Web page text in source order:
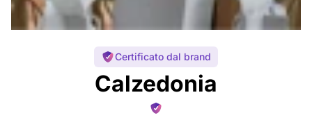
Certificato dal brand
Calzedonia